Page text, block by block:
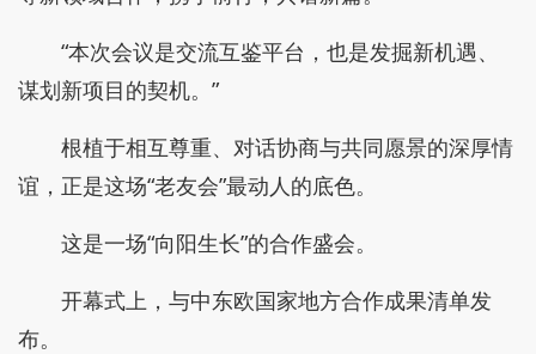
“本次会议是交流互鉴平台，也是发掘新机遇、
谋划新项目的契机。”
根植于相互尊重、对话协商与共同愿景的深厚情
谊，正是这场“老友会”最动人的底色。
这是一场“向阳生长”的合作盛会。
开幕式上，与中东欧国家地方合作成果清单发
布。